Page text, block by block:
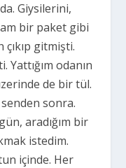
Giysilerini,
bir paket gibi
çıkıp gitmişti.
odanın
de bir tül.
sonra.
aradığım bir
istedim.
içinde. Her